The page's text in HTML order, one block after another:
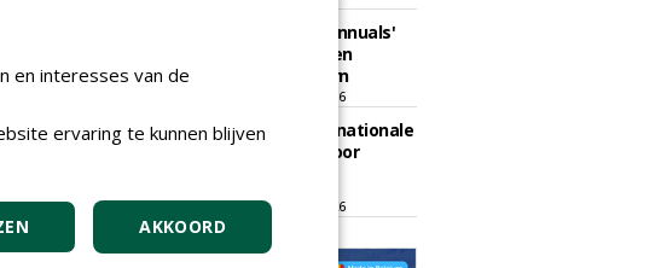
Vakdag 'All About Annuals'
zet eenjarige planten
centraal in Appeltern
donderdag 27 augustus 2026
GaLaBau 2026: internationale
ontmoetingsplek voor
t/m vrijdag 18 september 2026
en interesses van de
ervaring te kunnen blijven
AKKOORD